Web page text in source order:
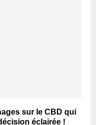
sur le CBD qui
éclairée !